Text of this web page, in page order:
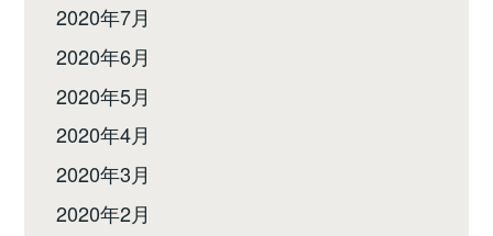
2020年7月
2020年6月
2020年5月
2020年4月
2020年3月
2020年2月